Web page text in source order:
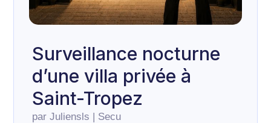
Surveillance nocturne
d’une villa privée à
Saint-Tropez
parJuliensls | Secu